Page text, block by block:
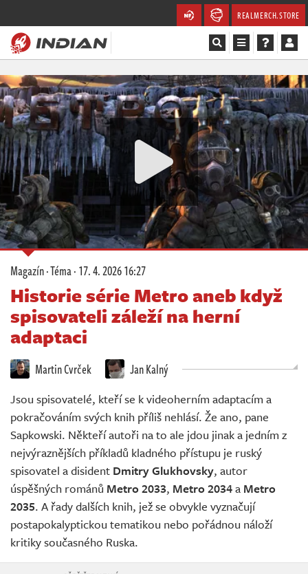
REALMERCH.STORE
Magazín
Recenze
Videa
Soutěže
Databáze
Komunita
Redakce
Živě
Magazín·Téma·17. 4. 2026 16:27
Historie série Metro aneb když
spisovateli záleží na herní
adaptaci
Martin Cvrček Jan Kalný
Jsou spisovatelé, kteří se k videoherním adaptacím a
pokračováním svých knih příliš nehlásí. Že ano, pane
Sapkowski. Někteří autoři na to ale jdou jinak a jedním z
nejvýraznějších příkladů kladného přístupu je ruský
spisovatel a disident Dmitry Glukhovsky, autor
úspěšných románů Metro 2033, Metro 2034a Metro
2035. A řady dalších knih, jež se obvykle vyznačují
postapokalyptickou tematikou nebo pořádnou náloží
kritiky současného Ruska.